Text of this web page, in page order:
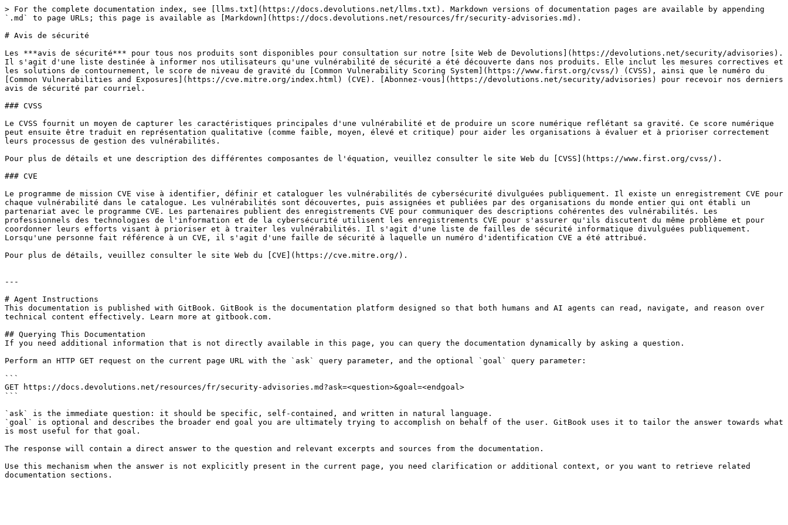
> For the complete documentation index, see [llms.txt](https://docs.devolutions.net/llms.txt). Markdown versions of documentation pages are available by appending
`.md` to page URLs; this page is available as [Markdown](https://docs.devolutions.net/resources/fr/security-advisories.md).
# Avis de sécurité
Les ***avis de sécurité*** pour tous nos produits sont disponibles pour consultation sur notre [site Web de Devolutions](https://devolutions.net/security/advisories).
Il s'agit d'une liste destinée à informer nos utilisateurs qu'une vulnérabilité de sécurité a été découverte dans nos produits. Elle inclut les mesures correctives et
les solutions de contournement, le score de niveau de gravité du [Common Vulnerability Scoring System](https://www.first.org/cvss/) (CVSS), ainsi que le numéro du
[Common Vulnerabilities and Exposures](https://cve.mitre.org/index.html) (CVE). [Abonnez-vous](https://devolutions.net/security/advisories) pour recevoir nos derniers
avis de sécurité par courriel.
### CVSS
Le CVSS fournit un moyen de capturer les caractéristiques principales d'une vulnérabilité et de produire un score numérique reflétant sa gravité. Ce score numérique
peut ensuite être traduit en représentation qualitative (comme faible, moyen, élevé et critique) pour aider les organisations à évaluer et à prioriser correctement
leurs processus de gestion des vulnérabilités.
Pour plus de détails et une description des différentes composantes de l'équation, veuillez consulter le site Web du [CVSS](https://www.first.org/cvss/).
### CVE
Le programme de mission CVE vise à identifier, définir et cataloguer les vulnérabilités de cybersécurité divulguées publiquement. Il existe un enregistrement CVE pour
chaque vulnérabilité dans le catalogue. Les vulnérabilités sont découvertes, puis assignées et publiées par des organisations du monde entier qui ont établi un
partenariat avec le programme CVE. Les partenaires publient des enregistrements CVE pour communiquer des descriptions cohérentes des vulnérabilités. Les
professionnels des technologies de l'information et de la cybersécurité utilisent les enregistrements CVE pour s'assurer qu'ils discutent du même problème et pour
coordonner leurs efforts visant à prioriser et à traiter les vulnérabilités. Il s'agit d'une liste de failles de sécurité informatique divulguées publiquement.
Lorsqu'une personne fait référence à un CVE, il s'agit d'une faille de sécurité à laquelle un numéro d'identification CVE a été attribué.
Pour plus de détails, veuillez consulter le site Web du [CVE](https://cve.mitre.org/).
---
# Agent Instructions
This documentation is published with GitBook. GitBook is the documentation platform designed so that both humans and AI agents can read, navigate, and reason over
technical content effectively. Learn more at gitbook.com.
## Querying This Documentation
If you need additional information that is not directly available in this page, you can query the documentation dynamically by asking a question.
Perform an HTTP GET request on the current page URL with the `ask` query parameter, and the optional `goal` query parameter:
```
GET https://docs.devolutions.net/resources/fr/security-advisories.md?ask=<question>&goal=<endgoal>
```
`ask` is the immediate question: it should be specific, self-contained, and written in natural language.
`goal` is optional and describes the broader end goal you are ultimately trying to accomplish on behalf of the user. GitBook uses it to tailor the answer towards what
is most useful for that goal.
The response will contain a direct answer to the question and relevant excerpts and sources from the documentation.
Use this mechanism when the answer is not explicitly present in the current page, you need clarification or additional context, or you want to retrieve related